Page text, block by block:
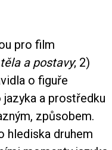
pro film
a postavy; 2)
o figuře
a prostředku
způsobem.
hlediska druhem